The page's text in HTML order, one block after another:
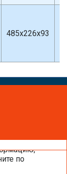
485х226х93
по